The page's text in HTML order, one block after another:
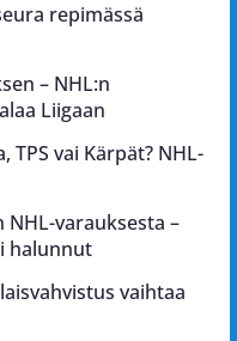
repimässä
– NHL:n
Liigaan
TPS vai Kärpät? NHL-
NHL-varauksesta –
halunnut
vaihtaa